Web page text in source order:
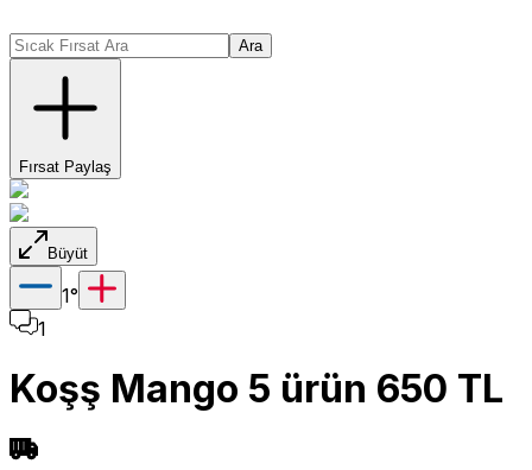
Ara
Fırsat Paylaş
Büyüt
1°
1
Koşş Mango 5 ürün 650 TL